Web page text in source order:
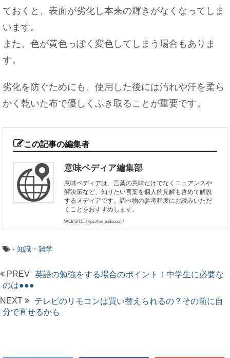
ておくと、表面が劣化し本来の輝きがなくなってしま
います。
また、色が黄色っぽく変色してしまう場合もありま
す。
劣化を防ぐためにも、使用した後には汚れや汗を柔ら
かく乾いた布で優しくふき取ることが重要です。
この記事の編集者
意味ペディア編集部
意味ペディアは、言葉の意味だけでなくニュアンスや
解決策など、知りたい言葉を個人的見解も含めて解説
するメディアです。調べ物の参考程度にお読みいただ
くことをおすすめします。
WEB SITE : https://imi-pedia.com/
- 知識・雑学
PREV 英語の勉強をする場合のポイント！中学生に必要な
のは●●●
NEXT
テレビのリモコンは買い替えられるの？その前に自
分で直せるかも